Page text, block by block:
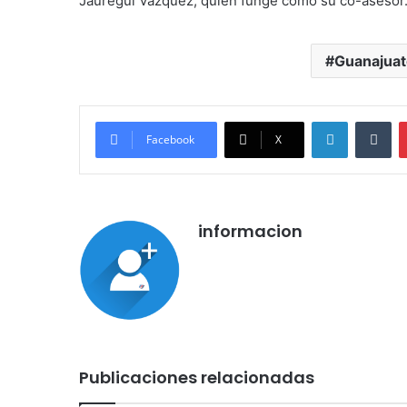
Facebook X
LinkedIn
informacion
Publicaciones relacionadas